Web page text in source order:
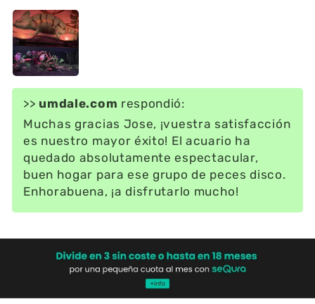
>> umdale.com respondió:
Muchas gracias Jose, ¡vuestra satisfacción
es nuestro mayor éxito! El acuario ha
quedado absolutamente espectacular,
buen hogar para ese grupo de peces disco.
Enhorabuena, ¡a disfrutarlo mucho!